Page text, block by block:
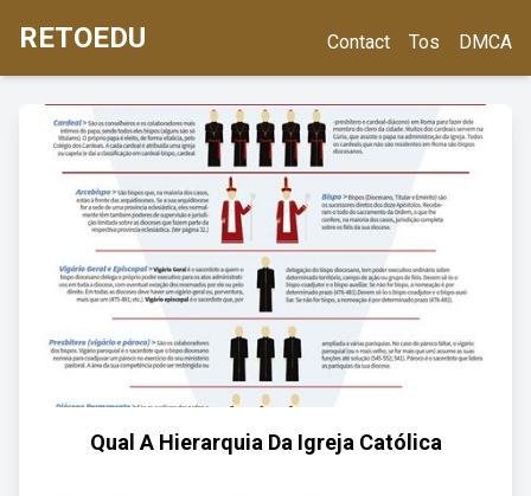
RETOEDU Contact Tos DMCA
Qual A Hierarquia Da Igreja Católica